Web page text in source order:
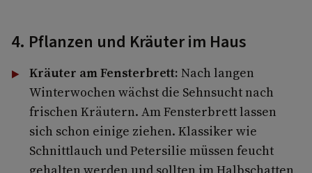
4. Pflanzen und Kräuter im Haus
Kräuter am Fensterbrett: Nach langen
Winterwochen wächst die Sehnsucht nach
frischen Kräutern. Am Fensterbrett lassen
sich schon einige ziehen. Klassiker wie
Schnittlauch und Petersilie müssen feucht